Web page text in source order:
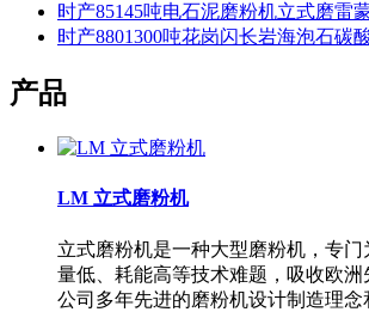
时产85145吨电石泥磨粉机立式磨雷
时产8801300吨花岗闪长岩海泡石碳
产品
LM 立式磨粉机
立式磨粉机是一种大型磨粉机，专
量低、耗能高等技术难题，吸收欧
公司多年先进的磨粉机设计制造理念